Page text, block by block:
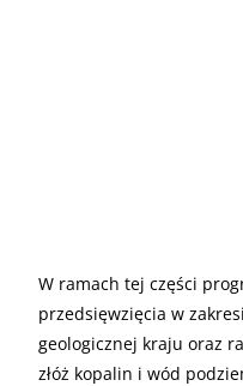
W ramach tej części
przedsięwzięcia w
geologicznej kraju oraz
złóż kopalin i wód